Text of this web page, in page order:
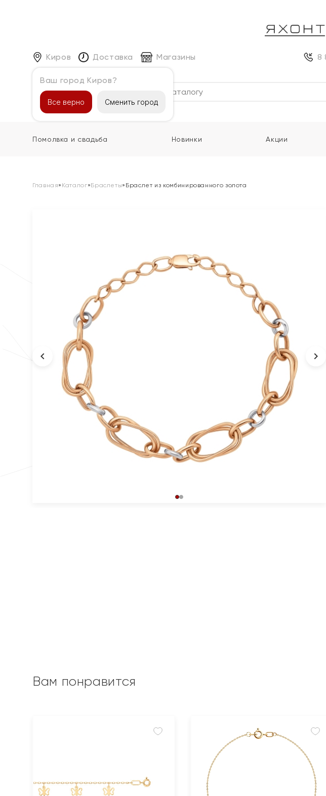
Киров
Ваш город Киров?
Все верно Сменить город
Доставка Магазины 8
Каталог
Помолвка и свадьба Новинки Акции
Главная» Каталог»Браслеты» Браслет из комбинированного золота
Вам понравится